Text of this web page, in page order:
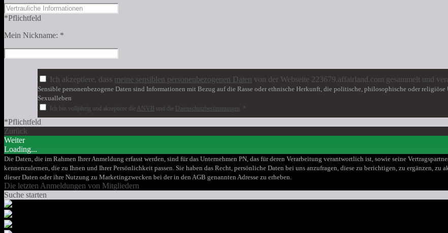
*Pflichtfeld
Mein Nickname: *
Ich akzeptiere, dass meine sensiblen personenbezogenen Daten von der Webseite 223679.affairland.com gesammelt und
Sensible personenbezogene Daten sind Informationen mit Bezug auf die Rasse oder ethnische Herkunft, die politische, philosophische oder
Sexualleben
Ich bin volljährig und akzeptiere die ANVB und die Datenschutzbestimmungen *
*Pflichtfeld
Zurück
Weiter
Loading...
Die Daten, die im Rahmen Ihrer Anmeldung erfasst werden, sind für das Unternehmen PN, das für deren Verarbeitung verantwortlich ist, sowie seine
kennenzulernen, die zu Ihnen und Ihrer Persönlichkeit passen. Sie haben das Recht, persönliche Daten bei uns anzufragen, diese zu berichtigen, zu ergänzen,
dieser Daten oder ihre Nutzung zu Marketingzwecken bei der in den AGB genannten Adresse zu erheben.
Die letzten Anmeldungen von Mitgliedern
Suche starten